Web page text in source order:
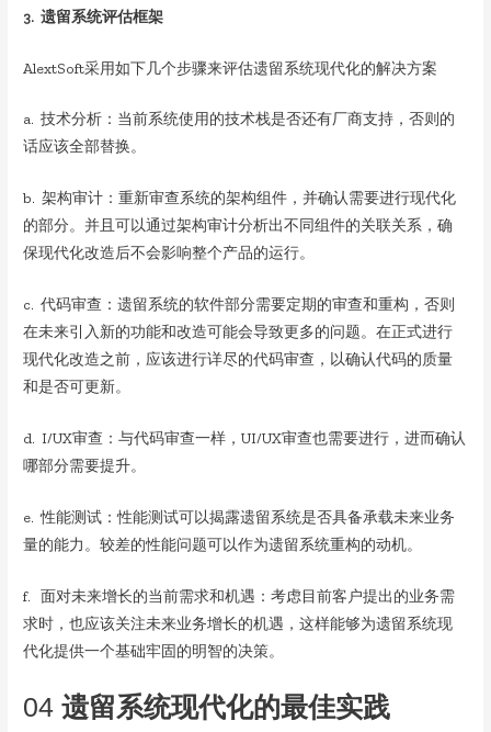
3. 遗留系统评估框架
AlextSoft采用如下几个步骤来评估遗留系统现代化的解决方案
a. 技术分析：当前系统使用的技术栈是否还有厂商支持，否则的
话应该全部替换。
b. 架构审计：重新审查系统的架构组件，并确认需要进行现代化
的部分。并且可以通过架构审计分析出不同组件的关联关系，确
保现代化改造后不会影响整个产品的运行。
c. 代码审查：遗留系统的软件部分需要定期的审查和重构，否则
在未来引入新的功能和改造可能会导致更多的问题。在正式进行
现代化改造之前，应该进行详尽的代码审查，以确认代码的质量
和是否可更新。
d. I/UX审查：与代码审查一样，UI/UX审查也需要进行，进而确认
哪部分需要提升。
e. 性能测试：性能测试可以揭露遗留系统是否具备承载未来业务
量的能力。较差的性能问题可以作为遗留系统重构的动机。
f. 面对未来增长的当前需求和机遇：考虑目前客户提出的业务需
求时，也应该关注未来业务增长的机遇，这样能够为遗留系统现
代化提供一个基础牢固的明智的决策。
04遗留系统现代化的最佳实践